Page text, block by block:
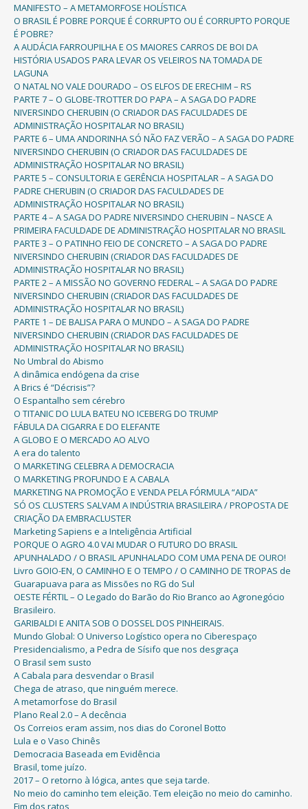
MANIFESTO – A METAMORFOSE HOLÍSTICA
O BRASIL É POBRE PORQUE É CORRUPTO OU É CORRUPTO PORQUE
É POBRE?
A AUDÁCIA FARROUPILHA E OS MAIORES CARROS DE BOI DA
HISTÓRIA USADOS PARA LEVAR OS VELEIROS NA TOMADA DE
LAGUNA
O NATAL NO VALE DOURADO – OS ELFOS DE ERECHIM – RS
PARTE 7 – O GLOBE-TROTTER DO PAPA – A SAGA DO PADRE
NIVERSINDO CHERUBIN (O CRIADOR DAS FACULDADES DE
ADMINISTRAÇÃO HOSPITALAR NO BRASIL)
PARTE 6 – UMA ANDORINHA SÓ NÃO FAZ VERÃO – A SAGA DO PADRE
NIVERSINDO CHERUBIN (O CRIADOR DAS FACULDADES DE
ADMINISTRAÇÃO HOSPITALAR NO BRASIL)
PARTE 5 – CONSULTORIA E GERÊNCIA HOSPITALAR – A SAGA DO
PADRE CHERUBIN (O CRIADOR DAS FACULDADES DE
ADMINISTRAÇÃO HOSPITALAR NO BRASIL)
PARTE 4 – A SAGA DO PADRE NIVERSINDO CHERUBIN – NASCE A
PRIMEIRA FACULDADE DE ADMINISTRAÇÃO HOSPITALAR NO BRASIL
PARTE 3 – O PATINHO FEIO DE CONCRETO – A SAGA DO PADRE
NIVERSINDO CHERUBIN (CRIADOR DAS FACULDADES DE
ADMINISTRAÇÃO HOSPITALAR NO BRASIL)
PARTE 2 – A MISSÃO NO GOVERNO FEDERAL – A SAGA DO PADRE
NIVERSINDO CHERUBIN (CRIADOR DAS FACULDADES DE
ADMINISTRAÇÃO HOSPITALAR NO BRASIL)
PARTE 1 – DE BALISA PARA O MUNDO – A SAGA DO PADRE
NIVERSINDO CHERUBIN (CRIADOR DAS FACULDADES DE
ADMINISTRAÇÃO HOSPITALAR NO BRASIL)
No Umbral do Abismo
A dinâmica endógena da crise
A Brics é “Décrisis”?
O Espantalho sem cérebro
O TITANIC DO LULA BATEU NO ICEBERG DO TRUMP
FÁBULA DA CIGARRA E DO ELEFANTE
A GLOBO E O MERCADO AO ALVO
A era do talento
O MARKETING CELEBRA A DEMOCRACIA
O MARKETING PROFUNDO E A CABALA
MARKETING NA PROMOÇÃO E VENDA PELA FÓRMULA “AIDA”
SÓ OS CLUSTERS SALVAM A INDÚSTRIA BRASILEIRA / PROPOSTA DE
CRIAÇÃO DA EMBRACLUSTER
Marketing Sapiens e a Inteligência Artificial
PORQUE O AGRO 4.0 VAI MUDAR O FUTURO DO BRASIL
APUNHALADO / O BRASIL APUNHALADO COM UMA PENA DE OURO!
Livro GOIO-EN, O CAMINHO E O TEMPO / O CAMINHO DE TROPAS de
Guarapuava para as Missões no RG do Sul
OESTE FÉRTIL – O Legado do Barão do Rio Branco ao Agronegócio
Brasileiro.
GARIBALDI E ANITA SOB O DOSSEL DOS PINHEIRAIS.
Mundo Global: O Universo Logístico opera no Ciberespaço
Presidencialismo, a Pedra de Sísifo que nos desgraça
O Brasil sem susto
A Cabala para desvendar o Brasil
Chega de atraso, que ninguém merece.
A metamorfose do Brasil
Plano Real 2.0 – A decência
Os Correios eram assim, nos dias do Coronel Botto
Lula e o Vaso Chinês
Democracia Baseada em Evidência
Brasil, tome juízo.
2017 – O retorno à lógica, antes que seja tarde.
No meio do caminho tem eleição. Tem eleição no meio do caminho.
Fim dos ratos